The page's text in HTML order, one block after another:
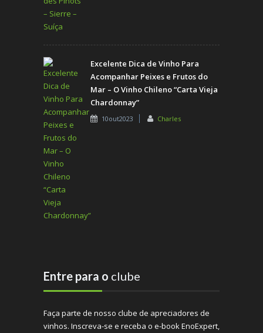
Excelente Dica de Vinho Para
Acompanhar Peixes e Frutos do
Mar – O Vinho Chileno “Carta Vieja
Chardonnay”
10out2023 Charles
Entre para o clube
Faça parte de nosso clube de apreciadores de
vinhos. Inscreva-se e receba o e-book EnoExpert,